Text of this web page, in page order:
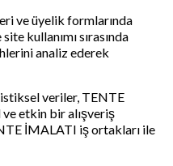
ve üyelik formlarında
kullanımı sırasında
analiz ederek
veriler, TENTE
etkin bir alışveriş
İMALATI iş ortakları ile